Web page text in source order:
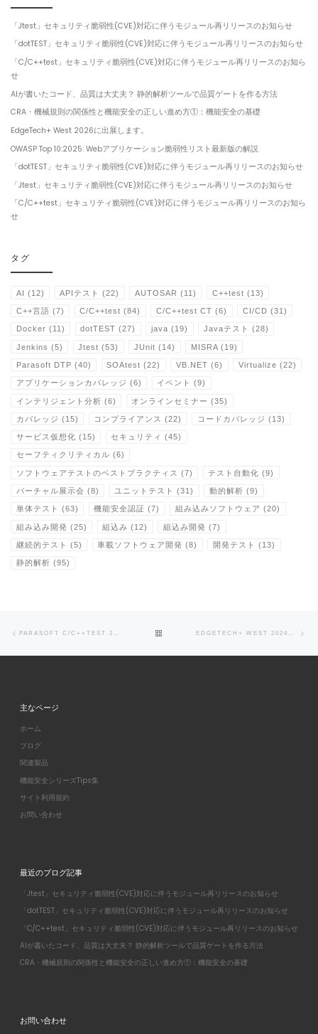
「Jtest」セキュリティ脆弱性(CVE)対応に伴うモジュール再リリースのお知らせ
「dotTEST」セキュリティ脆弱性(CVE)対応に伴うモジュール再リリースのお知らせ
「C/C++test」セキュリティ脆弱性(CVE)対応に伴うモジュール再リリースのお知ら
せ
AIが書いたコード、品質は大丈夫？ 静的解析ツールで品質ゲートを作る方法
CRA・機械規則の関係性と機能安全の正しい進め方①：機能安全の基礎
EdgeTech+ West 2026に出展します。
OWASP Top 10:2025: Webアプリケーション脆弱性リスト最新版の解説
「dotTEST」セキュリティ脆弱性(CVE)対応に伴うモジュール再リリースのお知らせ
「Jtest」セキュリティ脆弱性(CVE)対応に伴うモジュール再リリースのお知らせ
「C/C++test」セキュリティ脆弱性(CVE)対応に伴うモジュール再リリースのお知ら
せ
タグ
AI (12) APIテスト (22) AUTOSAR (11) C++test (13)
C++言語 (7) C/C++test (84) C/C++test CT (6) CI/CD (31)
Docker (11) dotTEST (27) java (19) Javaテスト (28)
Jenkins (5) Jtest (53) JUnit (14) MISRA(19)
Parasoft DTP (40) SOAtest (22) VB.NET (6) Virtualize (22)
アプリケーションカバレッジ (6) イベント (9)
インテリジェント分析 (6) オンラインセミナー (35)
カバレッジ (15) コンプライアンス (22) コードカバレッジ (13)
サービス仮想化 (15) セキュリティ (45)
セーフティクリティカル (6)
ソフトウェアテストのベストプラクティス (7) テスト自動化 (9)
バーチャル展示会 (8) ユニットテスト (31) 動的解析 (9)
単体テスト (63) 機能安全認証 (7) 組み込みソフトウェア (20)
組み込み開発 (25) 組込み (12) 組込み開発 (7)
継続的テスト (5) 車載ソフトウェア開発 (8) 開発テスト (13)
静的解析 (95)
Post navigation PARASOFT C/C++TEST 2023.2 のリリース BACK TO POST LIST EDGETECH+ WEST 2024に出展します。
主なページ
ホーム
ブログ
関連製品
機能安全シリーズTips集
サイト利用規約
お問い合わせ
最近のブログ記事
「Jtest」セキュリティ脆弱性(CVE)対応に伴うモジュール再リリースのお知らせ
「dotTEST」セキュリティ脆弱性(CVE)対応に伴うモジュール再リリースのお知らせ
「C/C++test」セキュリティ脆弱性(CVE)対応に伴うモジュール再リリースのお知らせ
AIが書いたコード、品質は大丈夫？ 静的解析ツールで品質ゲートを作る方法
CRA・機械規則の関係性と機能安全の正しい進め方①：機能安全の基礎
お問い合わせ